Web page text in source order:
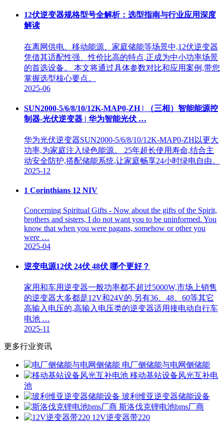
12伏逆变器规格型号全解析：选型指南与行业应用深度
解读
在离网供电、移动能源、家庭储能等场景中,12伏逆变器
凭借其适配性强、性价比高的特点,正成为中小功率场景
的首选设备。 本文将通过具体参数对比和应用案例,带您
掌握选型核心要点。
2025-06
SUN2000-5/6/8/10/12K-MAP0-ZH | （三相）智能能源控
制器-光伏逆变器 | 华为智能光伏 …
华为光伏逆变器SUN2000-5/6/8/10/12K-MAP0-ZH以更大
功率,为家庭注入绿色能源。 25年超长使用寿命,结合主
动安全防护,搭配储能系统,让家庭畅享24小时绿电自由。
2025-12
1 Corinthians 12 NIV
Concerning Spiritual Gifts - Now about the gifts of the Spirit,
brothers and sisters, I do not want you to be uninformed. You
know that when you were pagans, somehow or other you
were …
2025-04
逆变电源12伏 24伏 48伏 哪个更好？
家用和车用逆变器一般功率都不超过5000W,市场上销售
的逆变器大多都是12V和24V的,另有36、48、60等其它
高输入电压的,高输入电压类的逆变器适用接电动自行车
电池 …
2025-11
更多行业资讯
电厂侧储能与电网侧储能
移动基站设备风光互补电
池
玻利维亚逆变器储能设备
斯洛伐克锂电池bms厂商
12V逆变器带220